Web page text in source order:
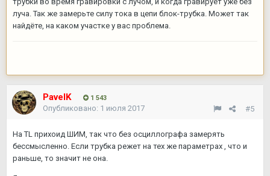
луча. Так же замерьте силу тока в цепи блок-трубка. Может так
найдёте, на каком участке у вас проблема.
PavelK 1 543
#5
Опубликовано: 1 июля 2017
На TL прихоид ШИМ, так что без осциллографа замерять
бессмысленно. Если трубка режет на тех же параметрах , что и
раньше, то значит не она.